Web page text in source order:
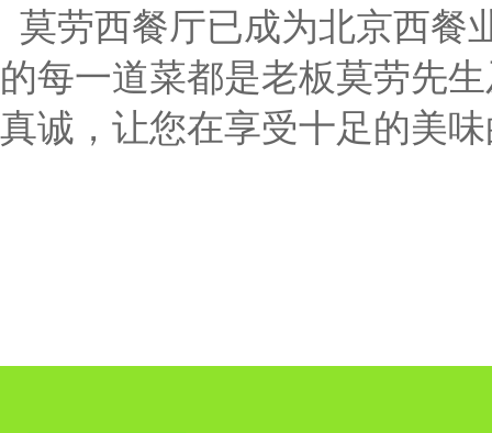
莫劳西餐厅已成为北京西餐
的每一道菜都是老板莫劳先
真诚，让您在享受十足的美